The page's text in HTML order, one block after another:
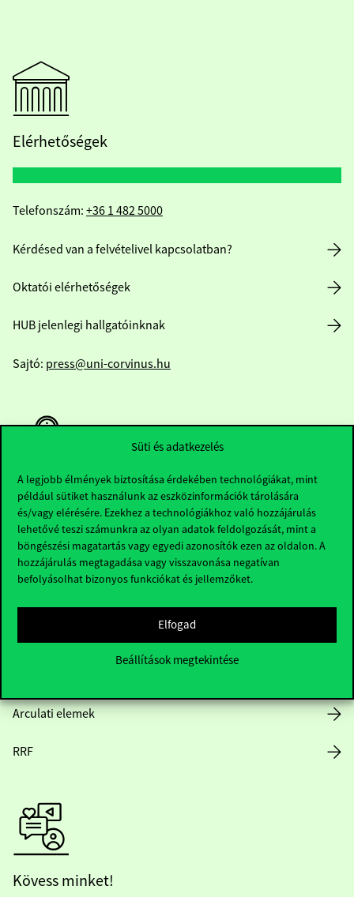
Süti és adatkezelés
A legjobb élmények biztosítása érdekében technológiákat, mint
például sütiket használunk az eszközinformációk tárolására
és/vagy elérésére. Ezekhez a technológiákhoz való hozzájárulás
lehetővé teszi számunkra az olyan adatok feldolgozását, mint a
böngészési magatartás vagy egyedi azonosítók ezen az oldalon. A
hozzájárulás megtagadása vagy visszavonása negatívan
befolyásolhat bizonyos funkciókat és jellemzőket.
Elfogad
Beállítások megtekintése
Elérhetőségek
Telefonszám: +36 1 482 5000
Kérdésed van a felvételivel kapcsolatban?
Oktatói elérhetőségek
HUB jelenlegi hallgatóinknak
Sajtó: press@uni-corvinus.hu
Hasznos linkek
Nyitvatartás
Arculati elemek
RRF
Kövess minket!